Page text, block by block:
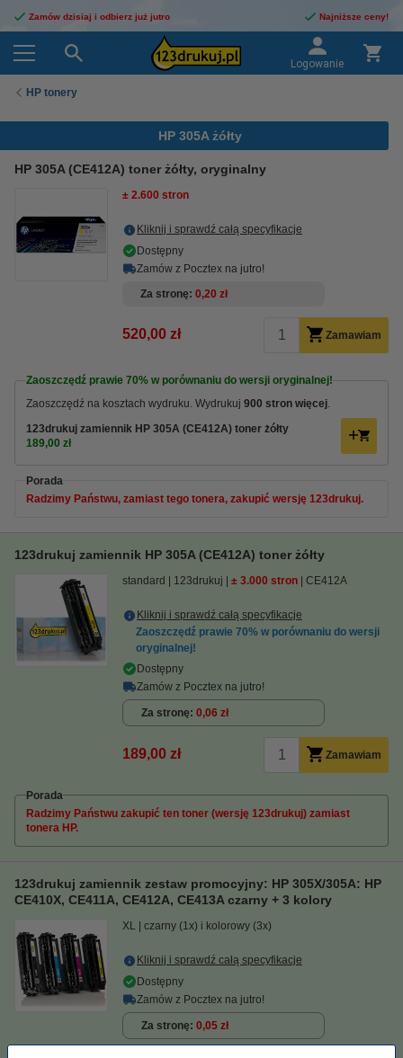
Zamów dzisiaj i odbierz już jutro Najniższe ceny!
Logowanie
HP tonery
HP 305A żółty
HP 305A (CE412A) toner żółty, oryginalny
± 2.600 stron
Kliknij i sprawdź całą specyfikacje
Dostępny
Zamów z Pocztex na jutro!
Za stronę 0,20 zł
520,00 zł Zamawiam
Zaoszczędź prawie 70% w porównaniu do wersji oryginalnej!
Zaoszczędź na kosztach wydruku. Wydrukuj 900 stron więcej.
123drukuj zamiennik HP 305A (CE412A) toner żółty
189,00 zł
Porada
Radzimy Państwu, zamiast tego tonera, zakupić wersję 123drukuj.
123drukuj zamiennik HP 305A (CE412A) toner żółty
standard 123drukuj ± 3.000 stron CE412A
Kliknij i sprawdź całą specyfikacje
Zaoszczędź prawie 70% w porównaniu do wersji
oryginalnej!
Dostępny
Zamów z Pocztex na jutro!
Za stronę 0,06 zł
189,00 zł Zamawiam
Porada
Radzimy Państwu zakupić ten toner (wersję 123drukuj) zamiast
tonera HP.
123drukuj zamiennik zestaw promocyjny: HP 305X/305A: HP
CE410X, CE411A, CE412A, CE413A czarny + 3 kolory
XL czarny (1x) i kolorowy (3x)
Kliknij i sprawdź całą specyfikacje
Dostępny
Zamów z Pocztex na jutro!
Za stronę 0,05 zł